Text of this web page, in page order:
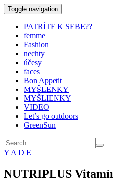
Toggle navigation
PATRÍTE K SEBE??
femme
Fashion
nechty
účesy
faces
Bon Appetit
MYŠLENKY
MYŠLIENKY
VIDEO
Let’s go outdoors
GreenSun
Y A D E
NUTRIPLUS